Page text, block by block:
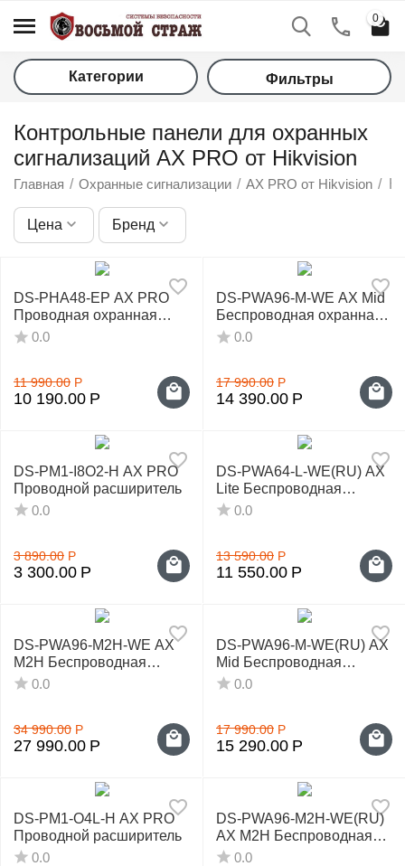
0
Категории Фильтры
Контрольные панели для охранных
сигнализаций AX PRO от Hikvision
Главная / Охранные сигнализации / AX PRO от Hikvision /
Цена Бренд
DS-PHA48-EP AX PRO
Проводная охранная
панель (AX Hybrid PRO)
0.0
11 990.00 Р
10 190.00 Р
DS-PWA96-M-WE AX Mid
Беспроводная охранная
панель AX PRO
0.0
17 990.00 Р
14 390.00 Р
DS-PM1-I8O2-H AX PRO
Проводной расширитель
0.0
3 890.00 Р
3 300.00 Р
DS-PWA64-L-WE(RU) AX
Lite Беспроводная
охранная панель AX PRO
0.0
13 590.00 Р
11 550.00 Р
DS-PWA96-M2H-WE AX
M2H Беспроводная
охранная панель AX PRO
0.0
34 990.00 Р
27 990.00 Р
DS-PWA96-M-WE(RU) AX
Mid Беспроводная
охранная панель AX PRO
0.0
17 990.00 Р
15 290.00 Р
DS-PM1-O4L-H AX PRO
Проводной расширитель
0.0
DS-PWA96-M2H-WE(RU)
AX M2H Беспроводная
охранная панель AX PRO
0.0